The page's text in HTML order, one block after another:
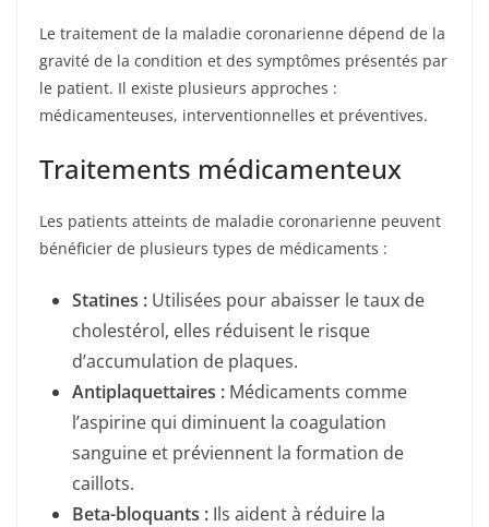
Le traitement de la maladie coronarienne dépend de la
gravité de la condition et des symptômes présentés par
le patient. Il existe plusieurs approches :
médicamenteuses, interventionnelles et préventives.
Traitements médicamenteux
Les patients atteints de maladie coronarienne peuvent
bénéficier de plusieurs types de médicaments :
Statines : Utilisées pour abaisser le taux de
cholestérol, elles réduisent le risque
d’accumulation de plaques.
Antiplaquettaires : Médicaments comme
l’aspirine qui diminuent la coagulation
sanguine et préviennent la formation de
caillots.
Beta-bloquants : Ils aident à réduire la